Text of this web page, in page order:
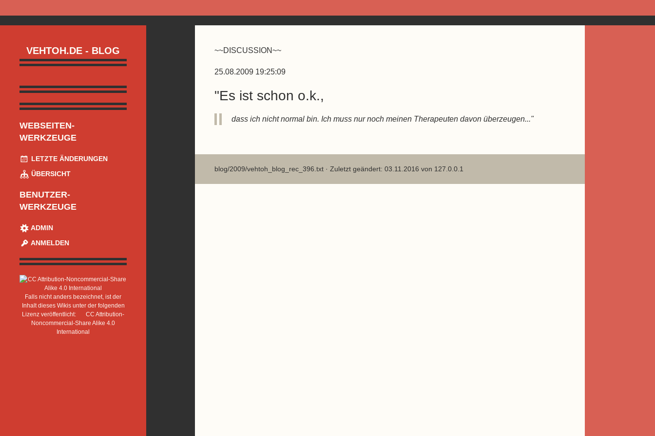
VEHTOH.DE - BLOG
WEBSEITEN-
WERKZEUGE
LETZTE ÄNDERUNGEN
ÜBERSICHT
BENUTZER-
WERKZEUGE
ADMIN
ANMELDEN
Falls nicht anders bezeichnet, ist der
Inhalt dieses Wikis unter der folgenden
Lizenz veröffentlicht:
CC Attribution-
Noncommercial-Share Alike 4.0
International
~~DISCUSSION~~
25.08.2009 19:25:09
"Es ist schon o.k.,
dass ich nicht normal bin. Ich muss nur noch meinen Therapeuten davon überzeugen..."
blog/2009/vehtoh_blog_rec_396.txt · Zuletzt geändert: 03.11.2016 von 127.0.0.1